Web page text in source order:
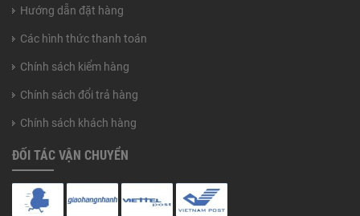
Hướng dẫn đặt hàng
Các hình thức thanh toán
Chính sách kiểm hàng
Chính sách đổi trả hàng
Chính sách khách hàng
ĐỐI TÁC VẬN CHUYỂN